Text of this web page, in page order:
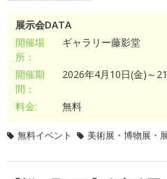
展示会DATA
開催場
所：
ギャラリー藤影堂
開催期
間：
2026年4月10日(金)～
料金: 無料
無料イベント 美術展・博物展・